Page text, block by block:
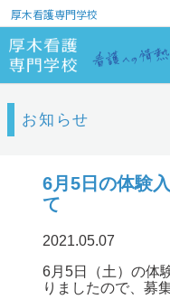
厚木看護専門学校
お知らせ
6月5日の体験
て
2021.05.07
6月5日（土）の体
りましたので、募